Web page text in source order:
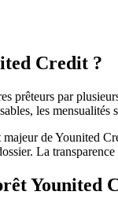
Credit ?
prêteurs par
les
de Younited
La
Younited